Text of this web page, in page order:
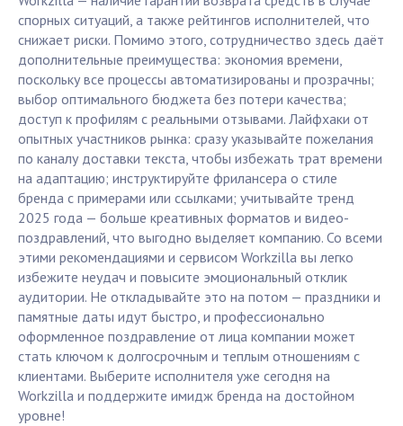
спорных ситуаций, а также рейтингов исполнителей, что
снижает риски. Помимо этого, сотрудничество здесь даёт
дополнительные преимущества: экономия времени,
поскольку все процессы автоматизированы и прозрачны;
выбор оптимального бюджета без потери качества;
доступ к профилям с реальными отзывами. Лайфхаки от
опытных участников рынка: сразу указывайте пожелания
по каналу доставки текста, чтобы избежать трат времени
на адаптацию; инструктируйте фрилансера о стиле
бренда с примерами или ссылками; учитывайте тренд
2025 года — больше креативных форматов и видео-
поздравлений, что выгодно выделяет компанию. Со всеми
этими рекомендациями и сервисом Workzilla вы легко
избежите неудач и повысите эмоциональный отклик
аудитории. Не откладывайте это на потом — праздники и
памятные даты идут быстро, и профессионально
оформленное поздравление от лица компании может
стать ключом к долгосрочным и теплым отношениям с
клиентами. Выберите исполнителя уже сегодня на
Workzilla и поддержите имидж бренда на достойном
уровне!